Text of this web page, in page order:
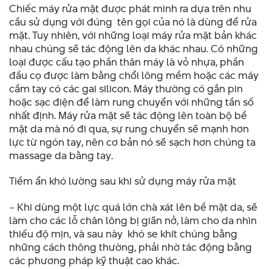
Chiếc máy rửa mặt được phát minh ra dựa trên nhu
cầu sử dụng với đúng tên gọi của nó là dùng để rửa
mặt. Tuy nhiên, với những loại máy rửa mặt bản khác
nhau chúng sẽ tác động lên da khác nhau. Có những
loại được cấu tạo phần thân máy là vỏ nhựa, phần
đầu cọ được làm bằng chổi lông mềm hoặc các máy
cầm tay có các gai silicon. Máy thường có gắn pin
hoặc sạc điện để làm rung chuyển với những tần số
nhất định. Máy rửa mặt sẽ tác động lên toàn bộ bề
mặt da mà nó đi qua, sự rung chuyển sẽ mạnh hơn
lực từ ngón tay, nên cơ bản nó sẽ sạch hơn chúng ta
massage da bằng tay.
Tiềm ẩn khó lường sau khi sử dụng máy rửa mặt
– Khi dùng một lực quá lớn chà xát lên bề mặt da, sẽ
làm cho các lỗ chân lông bị giãn nở, làm cho da nhìn
thiếu độ mịn, và sau này khó se khít chúng bằng
những cách thông thường, phải nhờ tác động bằng
các phương pháp kỹ thuật cao khác.